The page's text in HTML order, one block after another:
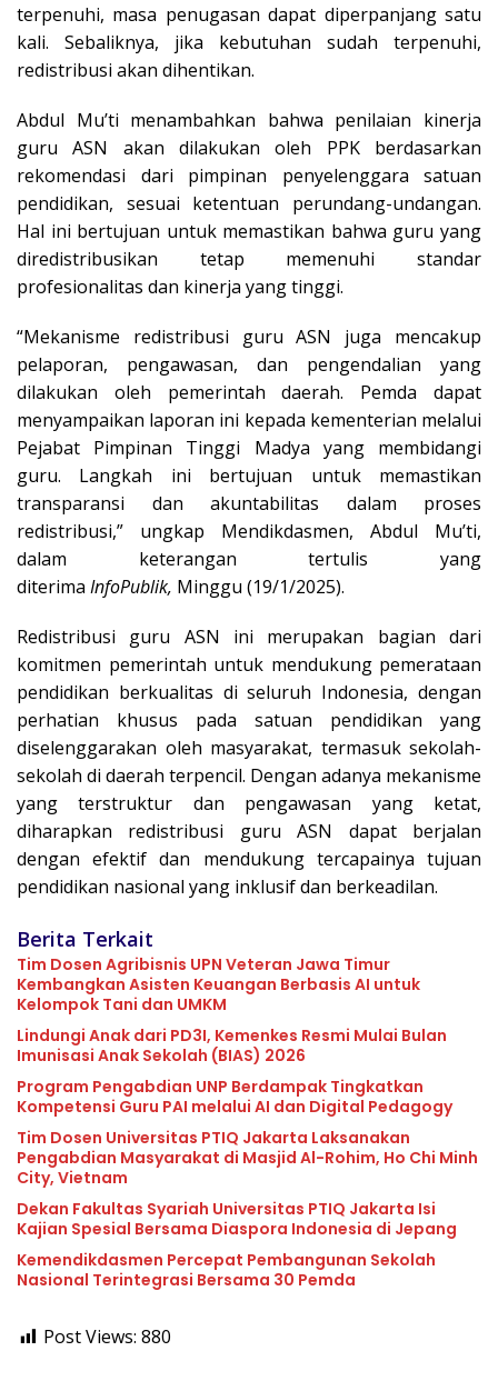
terpenuhi, masa penugasan dapat diperpanjang satu
kali. Sebaliknya, jika kebutuhan sudah terpenuhi,
redistribusi akan dihentikan.
Abdul Mu’ti menambahkan bahwa penilaian kinerja
guru ASN akan dilakukan oleh PPK berdasarkan
rekomendasi dari pimpinan penyelenggara satuan
pendidikan, sesuai ketentuan perundang-undangan.
Hal ini bertujuan untuk memastikan bahwa guru yang
diredistribusikan tetap memenuhi standar
profesionalitas dan kinerja yang tinggi.
“Mekanisme redistribusi guru ASN juga mencakup
pelaporan, pengawasan, dan pengendalian yang
dilakukan oleh pemerintah daerah. Pemda dapat
menyampaikan laporan ini kepada kementerian melalui
Pejabat Pimpinan Tinggi Madya yang membidangi
guru. Langkah ini bertujuan untuk memastikan
transparansi dan akuntabilitas dalam proses
redistribusi,” ungkap Mendikdasmen, Abdul Mu’ti,
dalam keterangan tertulis yang
diterima InfoPublik, Minggu (19/1/2025).
Redistribusi guru ASN ini merupakan bagian dari
komitmen pemerintah untuk mendukung pemerataan
pendidikan berkualitas di seluruh Indonesia, dengan
perhatian khusus pada satuan pendidikan yang
diselenggarakan oleh masyarakat, termasuk sekolah-
sekolah di daerah terpencil. Dengan adanya mekanisme
yang terstruktur dan pengawasan yang ketat,
diharapkan redistribusi guru ASN dapat berjalan
dengan efektif dan mendukung tercapainya tujuan
pendidikan nasional yang inklusif dan berkeadilan.
Berita Terkait
Tim Dosen Agribisnis UPN Veteran Jawa Timur
Kembangkan Asisten Keuangan Berbasis AI untuk
Kelompok Tani dan UMKM
Lindungi Anak dari PD3I, Kemenkes Resmi Mulai Bulan
Imunisasi Anak Sekolah (BIAS) 2026
Program Pengabdian UNP Berdampak Tingkatkan
Kompetensi Guru PAI melalui AI dan Digital Pedagogy
Tim Dosen Universitas PTIQ Jakarta Laksanakan
Pengabdian Masyarakat di Masjid Al-Rohim, Ho Chi Minh
City, Vietnam
Dekan Fakultas Syariah Universitas PTIQ Jakarta Isi
Kajian Spesial Bersama Diaspora Indonesia di Jepang
Kemendikdasmen Percepat Pembangunan Sekolah
Nasional Terintegrasi Bersama 30 Pemda
Post Views: 880